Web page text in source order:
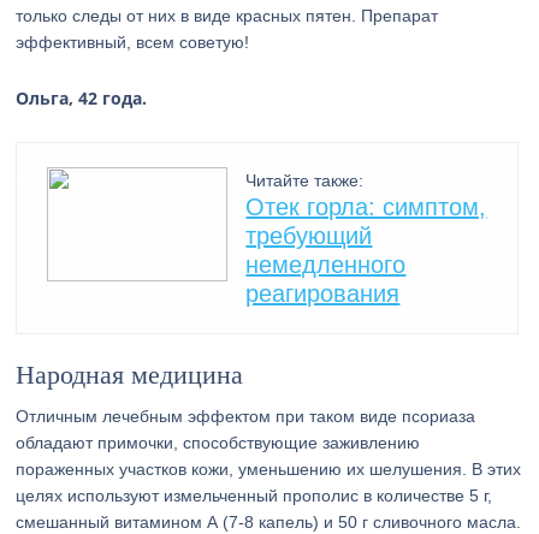
только следы от них в виде красных пятен. Препарат
эффективный, всем советую!
Ольга, 42 года.
Читайте также:
Отек горла: симптом,
требующий
немедленного
реагирования
Народная медицина
Отличным лечебным эффектом при таком виде псориаза
обладают примочки, способствующие заживлению
пораженных участков кожи, уменьшению их шелушения. В этих
целях используют измельченный прополис в количестве 5 г,
смешанный витамином А (7-8 капель) и 50 г сливочного масла.